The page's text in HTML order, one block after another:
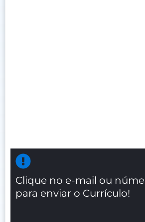
Clique no e-mail ou
para enviar o Currículo!